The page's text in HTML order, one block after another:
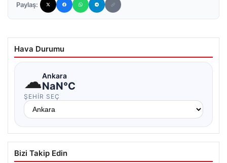
Paylaş:
Hava Durumu
☁Ankara
NaN°C
ŞEHIR SEÇ
Bizi Takip Edin